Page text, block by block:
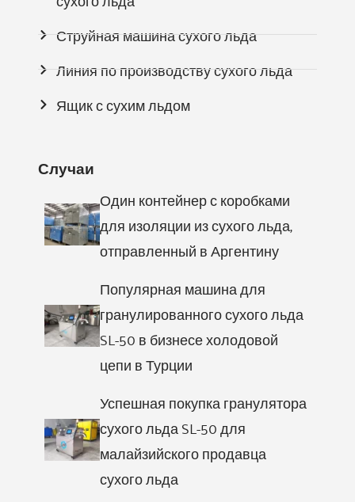
Струйная машина сухого льда
Линия по производству сухого льда
Ящик с сухим льдом
Случаи
Один контейнер с коробками
для изоляции из сухого льда,
отправленный в Аргентину
Популярная машина для
гранулированного сухого льда
SL-50 в бизнесе холодовой
цепи в Турции
Успешная покупка гранулятора
сухого льда SL-50 для
малайзийского продавца
сухого льда